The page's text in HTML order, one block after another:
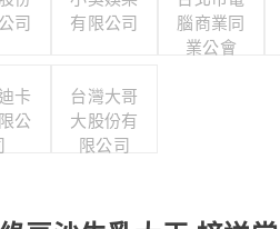
司
有限公司
腦商業同
業公會
卡
公
台灣大哥
大股份有
限公司